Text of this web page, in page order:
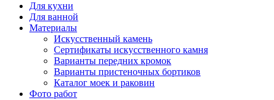
Для кухни
Для ванной
Материалы
Искусственный камень
Сертификаты искусственного камня
Варианты передних кромок
Варианты пристеночных бортиков
Каталог моек и раковин
Фото работ